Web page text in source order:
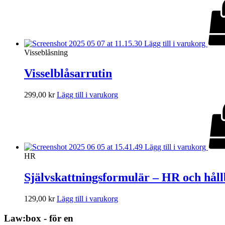
Lägg till i varukorg
Visseblåsning
Visselblåsarrutin
299,00 kr Lägg till i varukorg
Lägg till i varukorg
HR
Självskattningsformulär – HR och
129,00 kr Lägg till i varukorg
Law:box - för en